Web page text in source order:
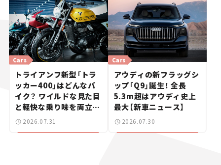
トライアンフ新型「トラ
ッカー400」はどんなバ
イク？ ワイルドな見た目
と軽快な乗り味を両立し
た400ccフラットトラッ
Cars
2026.07.31
アウディの新フラッグシ
ップ「Q9」誕生！ 全長
5.3m超はアウディ史上
最大【新車ニュース】
Cars
2026.07.30